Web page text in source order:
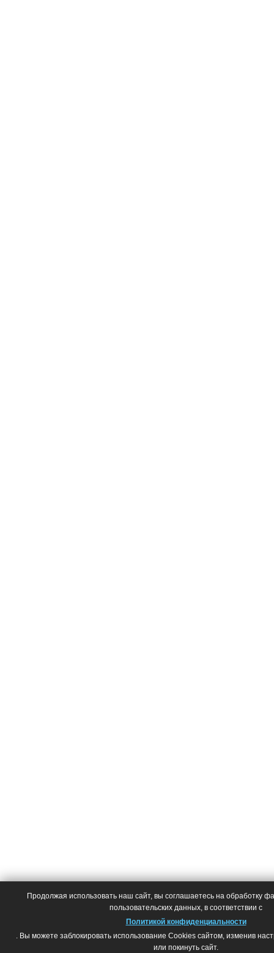
Продолжая использовать наш сайт, вы соглашаетесь на обработку
пользовательских данных, в соответствии с
Политикой конфиденциальности
. Вы можете заблокировать использование Cookies сайтом, изменив
или покинуть сайт.